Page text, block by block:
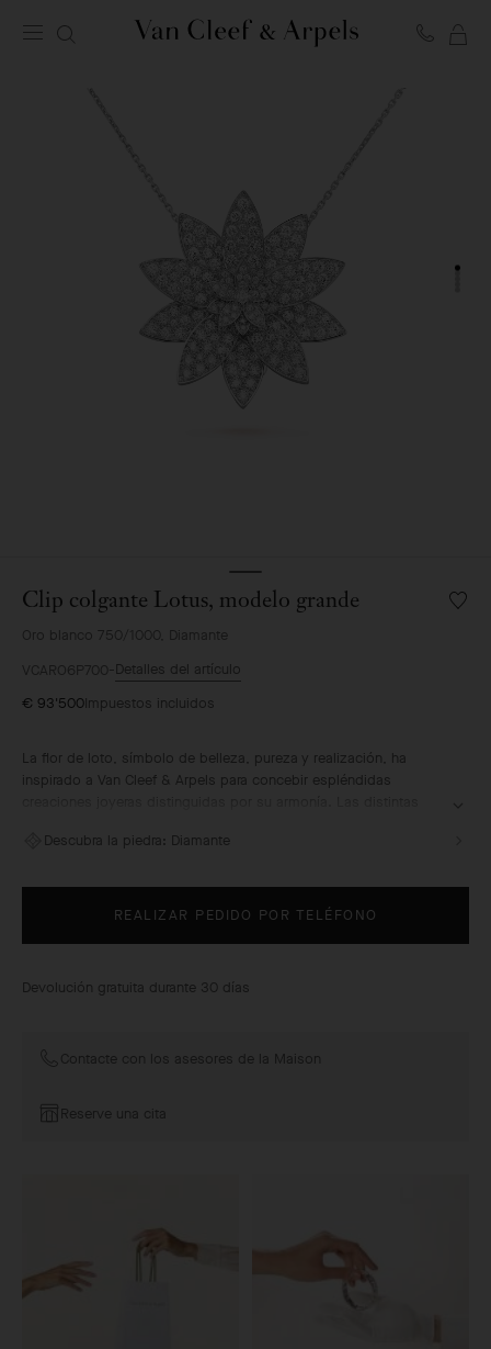
Arpels
Clip colgante Lotus, modelo grande
Oro blanco 750/1000, Diamante
Lista
VCARO6P700 Detalles del artículo
€ 93'500Impuestos incluidos
La flor de loto, símbolo de belleza, pureza y realización, ha
inspirado a Van Cleef & Arpels para concebir espléndidas
Alta Joyería expresan inequívocamente su maestría.
Descubra la piedra: Diamante
REALIZAR PEDIDO POR TELÉFONO
Devolución gratuita durante 30 días
Contacte con los asesores de la Maison
Reserve una cita